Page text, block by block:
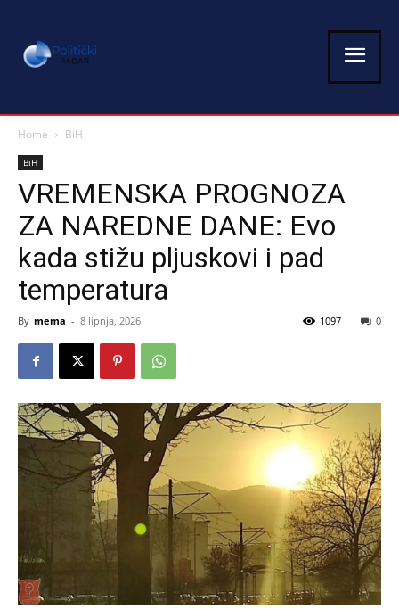
Home BiH
BiH
VREMENSKA PROGNOZA
ZA NAREDNE DANE: Evo
kada stižu pljuskovi i pad
temperatura
By mema - 8 lipnja, 2026 0
1097